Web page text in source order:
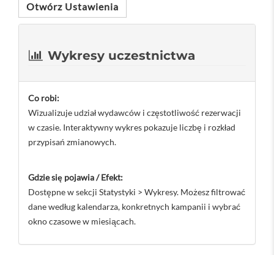
Otwórz Ustawienia
Wykresy uczestnictwa
Co robi:
Wizualizuje udział wydawców i częstotliwość rezerwacji
w czasie. Interaktywny wykres pokazuje liczbę i rozkład
przypisań zmianowych.
Gdzie się pojawia / Efekt:
Dostępne w sekcji Statystyki > Wykresy. Możesz filtrować
dane według kalendarza, konkretnych kampanii i wybrać
okno czasowe w miesiącach.